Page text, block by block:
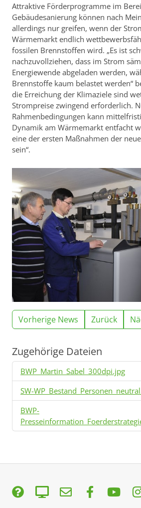
Attraktive Förderprogramme im
Gebäudesanierung können nach
allerdings nur greifen, wenn der
Wärmemarkt endlich
fossilen Brennstoffen wird. „Es ist
nachzuvollziehen, dass im Strom
Energiewende abgeladen werden,
Brennstoffe kaum belastet werden“
die Erreichung der Klimaziele sind
Strompreise zwingend erforderlich.
Rahmenbedingungen kann
Dynamik am Wärmemarkt entfacht
eine der ersten Maßnahmen der
sein“.
Vorherige News Zurück
Zugehörige Dateien
BWP_Martin_Sabel_300dpi.jpg
SW-
BWP-